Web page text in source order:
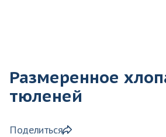
Размеренное
тюленей
Поделиться